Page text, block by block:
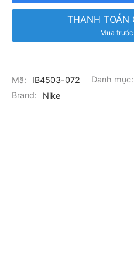
THANH TOÁN
Mua
Mã: IB4503-072 Danh mục:
Brand:
Nike